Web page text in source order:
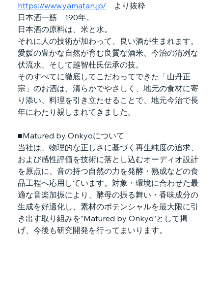
https://www.yamatan.jp/ より抜粋
日本酒一筋　190年。
日本酒の原料は、米と水。
それに人の技術が加わって、良い酒が生まれます。
愛媛の豊かな自然が育む良質な酒米、今治の清冽な
伏流水、そして越智杜氏伝承の技。
そのすべてに徹底してこだわってできた「山丹正
宗」のお酒は、清らかでやさしく、地元の食材に寄
り添い、料理を引き立たせることで、地元今治で長
年にわたり親しまれてきました。
■Matured by Onkyoについて
当社は、物理的な正しさに基づく再生純度の追求、
および感性評価を技術に落とし込むオーディオ設計
を原点に、音の持つ自然の力を発酵・熟成などの食
品工程へ応用しています。対象・環境に合わせた最
適な音楽加振により、酵母の振る舞い・香味成分の
生成を好適化し、素材のポテンシャルを最大限に引
き出す取り組みを”Matured by Onkyo”として掲
げ、今後も研究開発を行ってまいります。